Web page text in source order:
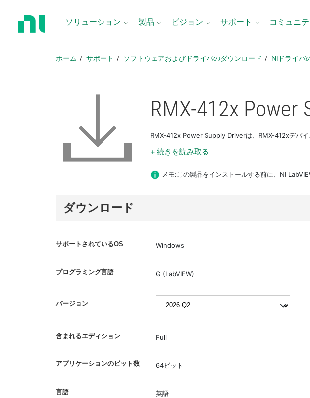
ソリューション 製品 ビジョン サポート コミュニテ
ホーム サポート ソフトウェアおよびドライバのダウンロード NIドライバ
RMX-412x Power
RMX-412x Power Supply Driverは、RMX-412xデバイ
+ 続きを読み取る
メモ:この製品をインストールする前に、NI
ダウンロード
サポートされているOS Windows
プログラミング言語 G (LabVIEW)
バージョン
含まれるエディション Full
アプリケーションのビット数 64ビット
言語 英語